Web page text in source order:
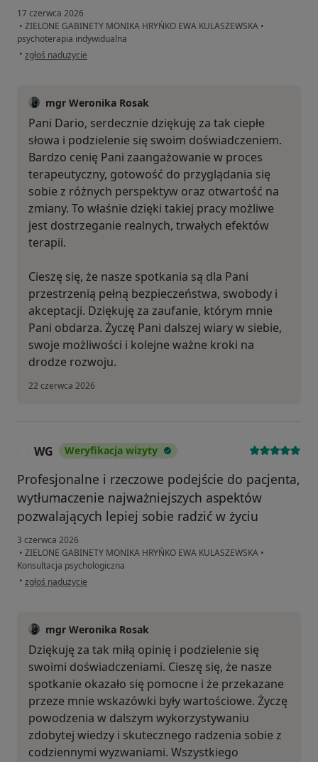
17 czerwca 2026
• ZIELONE GABINETY MONIKA HRYŃKO EWA KULASZEWSKA •
psychoterapia indywidualna
• w opinii użytkownika Daria Z.
zgłoś nadużycie
mgr Weronika Rosak
Pani Dario, serdecznie dziękuję za tak ciepłe
słowa i podzielenie się swoim doświadczeniem.
Bardzo cenię Pani zaangażowanie w proces
terapeutyczny, gotowość do przyglądania się
sobie z różnych perspektyw oraz otwartość na
zmiany. To właśnie dzięki takiej pracy możliwe
jest dostrzeganie realnych, trwałych efektów
terapii.
Cieszę się, że nasze spotkania są dla Pani
przestrzenią pełną bezpieczeństwa, swobody i
akceptacji. Dziękuję za zaufanie, którym mnie
Pani obdarza. Życzę Pani dalszej wiary w siebie,
swoje możliwości i kolejne ważne kroki na
drodze rozwoju.
22 czerwca 2026
WG Weryfikacja wizyty
Profesjonalne i rzeczowe podejście do pacjenta,
wytłumaczenie najważniejszych aspektów
pozwalających lepiej sobie radzić w życiu
3 czerwca 2026
• ZIELONE GABINETY MONIKA HRYŃKO EWA KULASZEWSKA •
Konsultacja psychologiczna
• w opinii użytkownika WG
zgłoś nadużycie
mgr Weronika Rosak
Dziękuję za tak miłą opinię i podzielenie się
swoimi doświadczeniami. Cieszę się, że nasze
spotkanie okazało się pomocne i że przekazane
przeze mnie wskazówki były wartościowe. Życzę
powodzenia w dalszym wykorzystywaniu
zdobytej wiedzy i skutecznego radzenia sobie z
codziennymi wyzwaniami. Wszystkiego